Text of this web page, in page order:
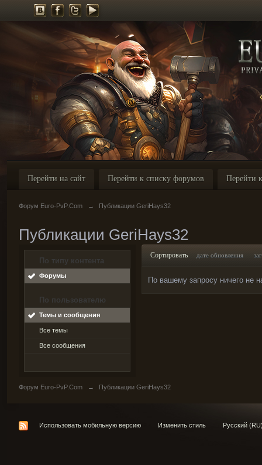
Перейти на сайт Перейти к списку форумов Перейти
Форум Euro-PvP.Com → Публикации GeriHays32
Публикации GeriHays32
По типу контента
Форумы
По пользователю
Темы и сообщения
Все темы
Все сообщения
Сортировать дате обновления
По вашему запросу ничего не
Форум Euro-PvP.Com → Публикации GeriHays32
Использовать мобильную версию Изменить стиль Русский